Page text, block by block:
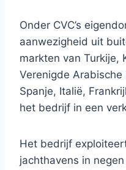
Onder CVC’s
aanwezigheid uit
markten van Turkije,
Verenigde
Spanje, Italië,
het bedrijf in een
Het bedrijf
jachthavens in